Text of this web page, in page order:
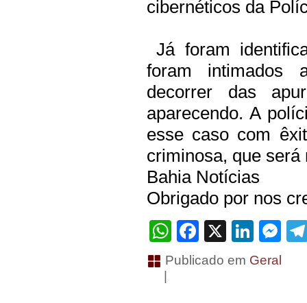
cibernéticos da
Já foram
foram intimados
decorrer das
aparecendo. A
esse caso com
criminosa, que
Bahia Notícias
Obrigado por nos
WhatsApp
Facebook
X
Publicado em Geral